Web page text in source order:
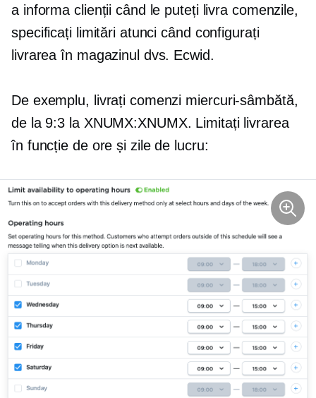
a informa clienții când le puteți livra comenzile,
specificați limitări atunci când configurați
livrarea în magazinul dvs. Ecwid.
De exemplu, livrați comenzi miercuri-sâmbătă,
de la 9:3 la XNUMX:XNUMX. Limitați livrarea
în funcție de ore și zile de lucru: